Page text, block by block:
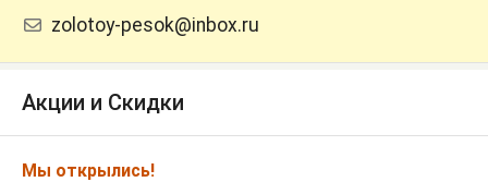
zolotoy-pesok@inbox.ru
Акции и Скидки
Мы открылись!